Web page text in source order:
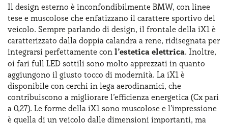
Il design esterno è inconfondibilmente BMW, con linee
tese e muscolose che enfatizzano il carattere sportivo del
veicolo. Sempre parlando di design, il frontale della iX1 è
caratterizzato dalla doppia calandra a rene, ridisegnata per
integrarsi perfettamente con l’estetica elettrica. Inoltre,
oi fari full LED sottili sono molto apprezzati in quanto
aggiungono il giusto tocco di modernità. La iX1 è
disponibile con cerchi in lega aerodinamici, che
contribuiscono a migliorare l’efficienza energetica (Cx pari
a 0,27). Le forme della iX1 sono muscolose e l’impressione
è quella di un veicolo dalle dimensioni importanti, ma